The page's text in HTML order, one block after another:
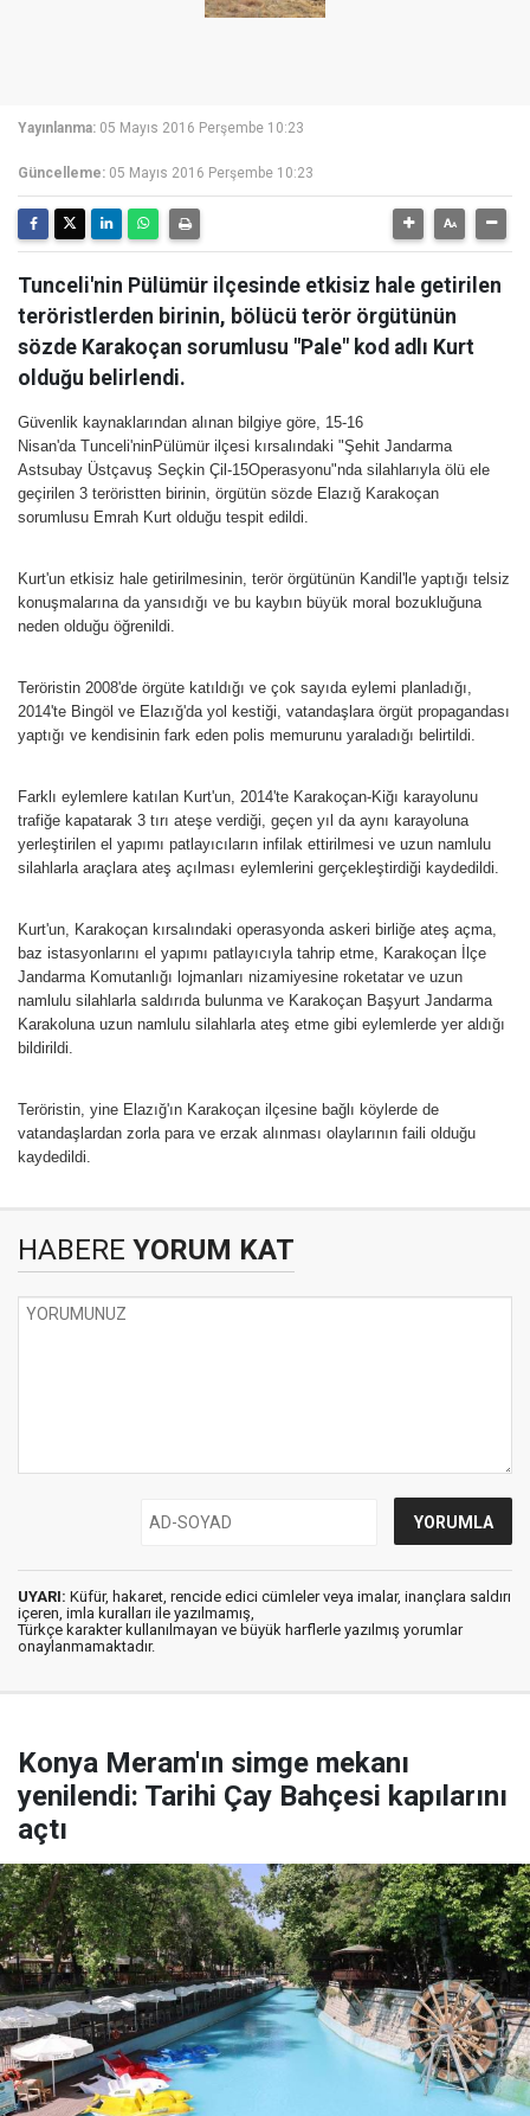
Yayınlanma: 05 Mayıs 2016 Perşembe 10:23
Güncelleme: 05 Mayıs 2016 Perşembe 10:23
Tunceli'nin Pülümür ilçesinde etkisiz hale getirilen
teröristlerden birinin, bölücü terör örgütünün
sözde Karakoçan sorumlusu "Pale" kod adlı Kurt
olduğu belirlendi.
Güvenlik kaynaklarından alınan bilgiye göre, 15-16
Nisan'da Tunceli'ninPülümür ilçesi kırsalındaki "Şehit Jandarma
Astsubay Üstçavuş Seçkin Çil-15Operasyonu"nda silahlarıyla ölü ele
geçirilen 3 teröristten birinin, örgütün sözde Elazığ Karakoçan
sorumlusu Emrah Kurt olduğu tespit edildi.
Kurt'un etkisiz hale getirilmesinin, terör örgütünün Kandil'le yaptığı telsiz
konuşmalarına da yansıdığı ve bu kaybın büyük moral bozukluğuna
neden olduğu öğrenildi.
Teröristin 2008'de örgüte katıldığı ve çok sayıda eylemi planladığı,
2014'te Bingöl ve Elazığ'da yol kestiği, vatandaşlara örgüt propagandası
yaptığı ve kendisinin fark eden polis memurunu yaraladığı belirtildi.
Farklı eylemlere katılan Kurt'un, 2014'te Karakoçan-Kiğı karayolunu
trafiğe kapatarak 3 tırı ateşe verdiği, geçen yıl da aynı karayoluna
yerleştirilen el yapımı patlayıcıların infilak ettirilmesi ve uzun namlulu
silahlarla araçlara ateş açılması eylemlerini gerçekleştirdiği kaydedildi.
Kurt'un, Karakoçan kırsalındaki operasyonda askeri birliğe ateş açma,
baz istasyonlarını el yapımı patlayıcıyla tahrip etme, Karakoçan İlçe
Jandarma Komutanlığı lojmanları nizamiyesine roketatar ve uzun
namlulu silahlarla saldırıda bulunma ve Karakoçan Başyurt Jandarma
Karakoluna uzun namlulu silahlarla ateş etme gibi eylemlerde yer aldığı
bildirildi.
Teröristin, yine Elazığ'ın Karakoçan ilçesine bağlı köylerde de
vatandaşlardan zorla para ve erzak alınması olaylarının faili olduğu
kaydedildi.
HABERE YORUM KAT
UYARI: Küfür, hakaret, rencide edici cümleler veya imalar, inançlara saldırı
içeren, imla kuralları ile yazılmamış,
Türkçe karakter kullanılmayan ve büyük harflerle yazılmış yorumlar
onaylanmamaktadır.
Konya Meram'ın simge mekanı
yenilendi: Tarihi Çay Bahçesi kapılarını
açtı